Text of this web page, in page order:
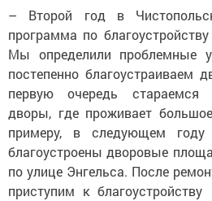
– Второй год в
программа по
Мы определили проблемные
постепенно благоустраиваем
первую очередь стараемся
дворы, где проживает
примеру, в следующем
благоустроены дворовые
по улице Энгельса. После
приступим к